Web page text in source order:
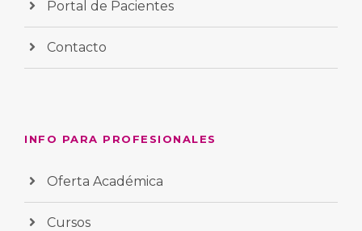
Portal de Pacientes
Contacto
INFO PARA PROFESIONALES
Oferta Académica
Cursos